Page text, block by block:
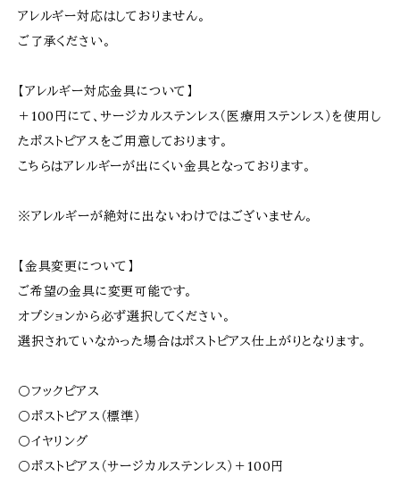
アレルギー対応はしておりません。
ご了承ください。
【アレルギー対応金具について】
＋100円にて、サージカルステンレス（医療用ステンレス）を使用し
たポストピアスをご用意しております。
こちらはアレルギーが出にくい金具となっております。
※アレルギーが絶対に出ないわけではございません。
【金具変更について】
ご希望の金具に変更可能です。
オプションから必ず選択してください。
選択されていなかった場合はポストピアス仕上がりとなります。
〇フックピアス
〇ポストピアス（標準）
〇イヤリング
〇ポストピアス（サージカルステンレス）＋100円